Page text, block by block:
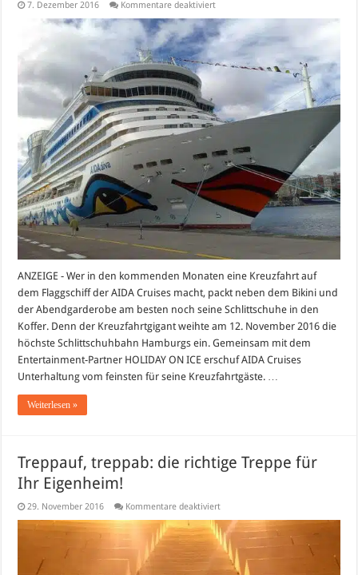
7. Dezember 2016 Kommentare deaktiviertfür
Kufen
übers
Meer:
AIDAprima
weiht
Schlittschuhbahn
ein
ANZEIGE - Wer in den kommenden Monaten eine Kreuzfahrt auf
dem Flaggschiff der AIDA Cruises macht, packt neben dem Bikini und
der Abendgarderobe am besten noch seine Schlittschuhe in den
Koffer. Denn der Kreuzfahrtgigant weihte am 12. November 2016 die
höchste Schlittschuhbahn Hamburgs ein. Gemeinsam mit dem
Entertainment-Partner HOLIDAY ON ICE erschuf AIDA Cruises
Unterhaltung vom feinsten für seine Kreuzfahrtgäste. …
Weiterlesen »
Treppauf, treppab: die richtige Treppe für
Ihr Eigenheim!
29. November 2016 Kommentare deaktiviertfür
treppab:
die
richtige
Treppe
für